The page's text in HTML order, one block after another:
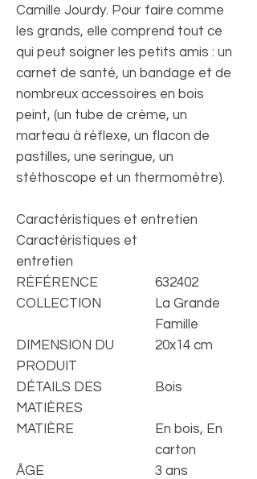
Camille Jourdy. Pour faire comme
les grands, elle comprend tout ce
qui peut soigner les petits amis : un
carnet de santé, un bandage et de
nombreux accessoires en bois
peint, (un tube de crème, un
marteau à réflexe, un flacon de
pastilles, une seringue, un
stéthoscope et un thermomètre).
Caractéristiques et entretien
Caractéristiques et
entretien
RÉFÉRENCE
632402
COLLECTION
La Grande
Famille
DIMENSION DU
PRODUIT
20x14 cm
DÉTAILS DES
MATIÈRES
Bois
MATIÈRE
En bois, En
carton
ÂGE
3 ans